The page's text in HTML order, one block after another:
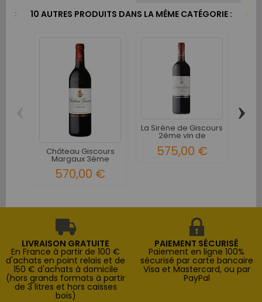
10 AUTRES PRODUITS DANS LA MÊME CATÉGORIE :
Château Giscours
Margaux 3ème
Grand Cru...
570,00 €
La Sirène de Giscours
2ème vin de
575,00 €
›
LIVRAISON GRATUITE
En France à partir de 100 €
d'achats en point relais et de
150 € d'achats à domicile
(hors grands formats à partir
de 3 litres et hors caisses
bois)
PAIEMENT SÉCURISÉ
Paiement en ligne 100%
sécurisé par carte bancaire
Visa et Mastercard, ou par
PayPal